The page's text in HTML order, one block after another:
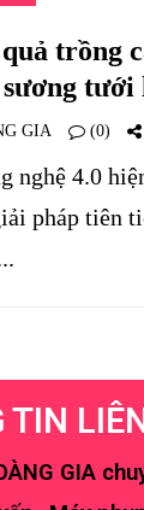
trồng
tưới
GIA (0)
nghệ 4.0
pháp tiên
TIN
GIA